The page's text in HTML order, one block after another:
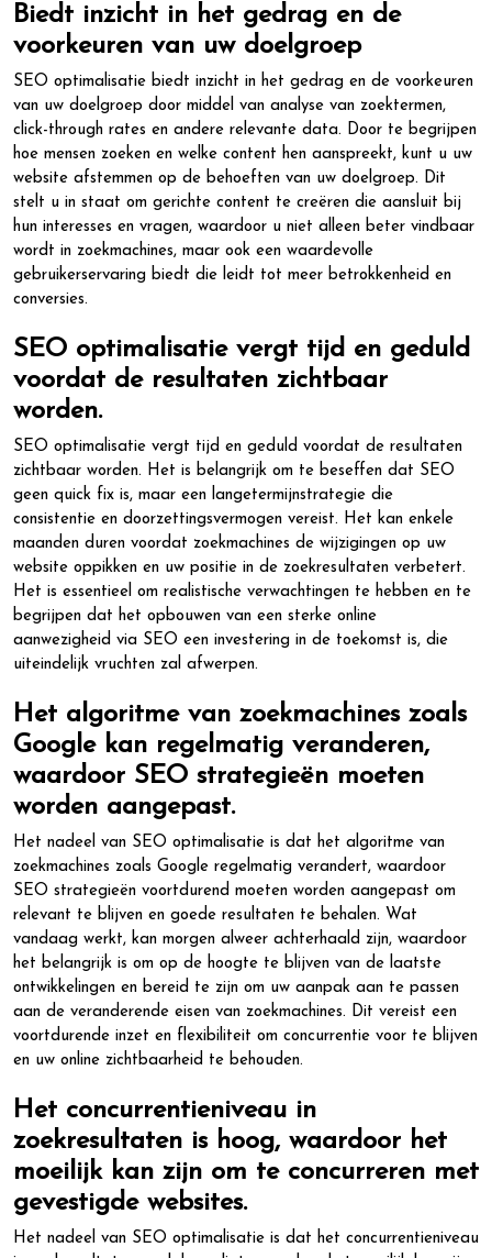
Biedt inzicht in het gedrag en de
voorkeuren van uw doelgroep
SEO optimalisatie biedt inzicht in het gedrag en de voorkeuren
van uw doelgroep door middel van analyse van zoektermen,
click-through rates en andere relevante data. Door te begrijpen
hoe mensen zoeken en welke content hen aanspreekt, kunt u uw
website afstemmen op de behoeften van uw doelgroep. Dit
stelt u in staat om gerichte content te creëren die aansluit bij
hun interesses en vragen, waardoor u niet alleen beter vindbaar
wordt in zoekmachines, maar ook een waardevolle
gebruikerservaring biedt die leidt tot meer betrokkenheid en
conversies.
SEO optimalisatie vergt tijd en geduld
voordat de resultaten zichtbaar
worden.
SEO optimalisatie vergt tijd en geduld voordat de resultaten
zichtbaar worden. Het is belangrijk om te beseffen dat SEO
geen quick fix is, maar een langetermijnstrategie die
consistentie en doorzettingsvermogen vereist. Het kan enkele
maanden duren voordat zoekmachines de wijzigingen op uw
website oppikken en uw positie in de zoekresultaten verbetert.
Het is essentieel om realistische verwachtingen te hebben en te
begrijpen dat het opbouwen van een sterke online
aanwezigheid via SEO een investering in de toekomst is, die
uiteindelijk vruchten zal afwerpen.
Het algoritme van zoekmachines zoals
Google kan regelmatig veranderen,
waardoor SEO strategieën moeten
worden aangepast.
Het nadeel van SEO optimalisatie is dat het algoritme van
zoekmachines zoals Google regelmatig verandert, waardoor
SEO strategieën voortdurend moeten worden aangepast om
relevant te blijven en goede resultaten te behalen. Wat
vandaag werkt, kan morgen alweer achterhaald zijn, waardoor
het belangrijk is om op de hoogte te blijven van de laatste
ontwikkelingen en bereid te zijn om uw aanpak aan te passen
aan de veranderende eisen van zoekmachines. Dit vereist een
voortdurende inzet en flexibiliteit om concurrentie voor te blijven
en uw online zichtbaarheid te behouden.
Het concurrentieniveau in
zoekresultaten is hoog, waardoor het
moeilijk kan zijn om te concurreren met
gevestigde websites.
Het nadeel van SEO optimalisatie is dat het concurrentieniveau